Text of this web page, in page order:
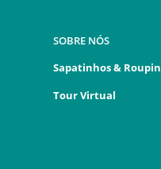
SOBRE NÓS
Sapatinhos &
Tour Virtual